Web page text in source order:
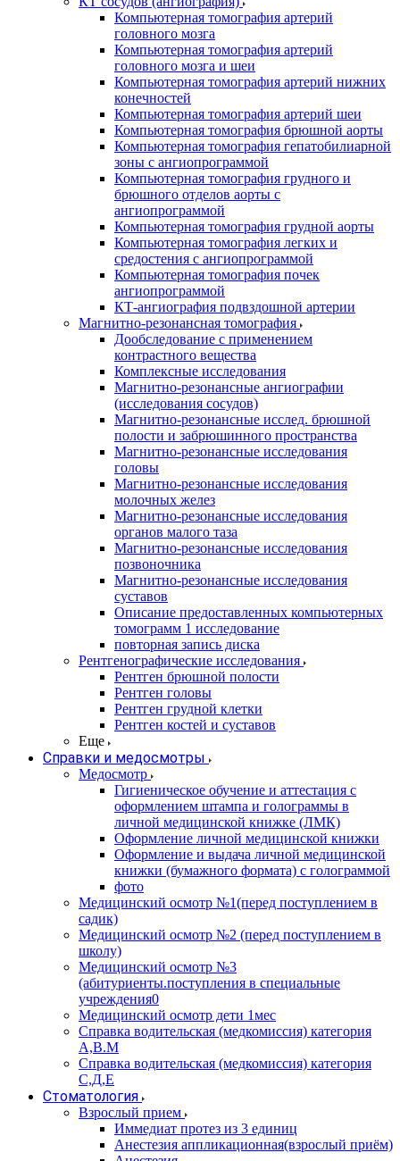
Компьютерная томография артерий
головного мозга
Компьютерная томография артерий
головного мозга и шеи
Компьютерная томография артерий нижних
конечностей
Компьютерная томография артерий шеи
Компьютерная томография брюшной аорты
Компьютерная томография гепатобилиарной
зоны с ангиопрограммой
Компьютерная томография грудного и
брюшного отделов аорты с
ангиопрограммой
Компьютерная томография грудной аорты
Компьютерная томография легких и
средостения с ангиопрограммой
Компьютерная томография почек
ангиопрограммой
КТ-ангиография подвздошной артерии
Магнитно-резонансная томография
Дообследование с применением
контрастного вещества
Комплексные исследования
Магнитно-резонансные ангиографии
(исследования сосудов)
Магнитно-резонансные исслед. брюшной
полости и забрюшинного пространства
Магнитно-резонансные исследования
головы
Магнитно-резонансные исследования
молочных желез
Магнитно-резонансные исследования
органов малого таза
Магнитно-резонансные исследования
позвоночника
Магнитно-резонансные исследования
суставов
Описание предоставленных компьютерных
томограмм 1 исследование
повторная запись диска
Рентгенографические исследования
Рентген брюшной полости
Рентген головы
Рентген грудной клетки
Рентген костей и суставов
Еще
Справки и медосмотры
Медосмотр
Гигиеническое обучение и аттестация с
оформлением штампа и голограммы в
личной медицинской книжке (ЛМК)
Оформление личной медицинской книжки
Оформление и выдача личной медицинской
книжки (бумажного формата) с голограммой
фото
Медицинский осмотр №1(перед поступлением в
садик)
Медицинский осмотр №2 (перед поступлением в
школу)
Медицинский осмотр №3
(абитуриенты.поступления в специальные
учреждения0
Медицинский осмотр дети 1мес
Справка водительская (медкомиссия) категория
А,В.М
Справка водительская (медкомиссия) категория
С,Д,Е
Стоматология
Взрослый прием
Иммедиат протез из 3 единиц
Анестезия аппликационная(взрослый приём)